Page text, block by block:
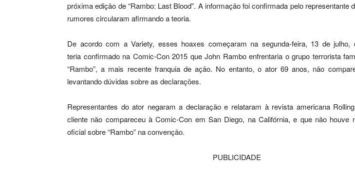
próxima edição de “Rambo: Last Blood”. A informação foi confirmada pelo representante
rumores circularam afirmando a teoria.
De acordo com a Variety, esses hoaxes começaram na segunda-feira, 13 de julho,
teria confirmado na Comic-Con 2015 que John Rambo enfrentaria o grupo terrorista
“Rambo”, a mais recente franquia de ação. No entanto, o ator 69 anos, não
levantando dúvidas sobre as declarações.
Representantes do ator negaram a declaração e relataram à revista americana
cliente não compareceu à Comic-Con em San Diego, na Califórnia, e que não houve
oficial sobre “Rambo” na convenção.
PUBLICIDADE